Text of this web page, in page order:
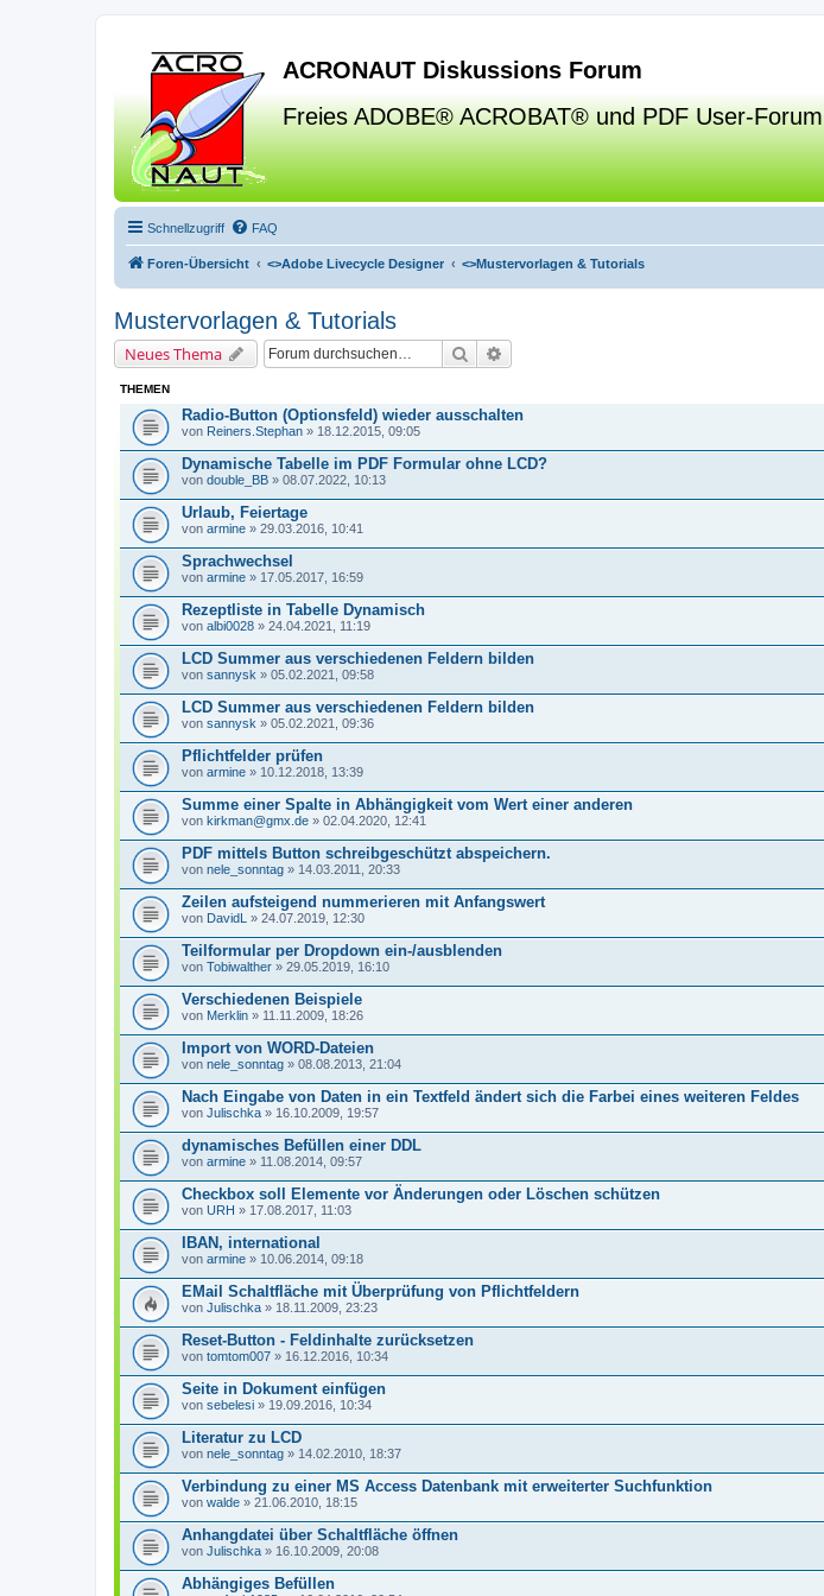
ACRONAUT Diskussions Forum
Freies ADOBE® ACROBAT® und PDF User-Forum
Schnellzugriff FAQ
Foren-Übersicht <>Adobe Livecycle Designer <>Mustervorlagen & Tutorials
Mustervorlagen & Tutorials
Neues Thema Suche
THEMEN
Radio-Button (Optionsfeld) wieder ausschalten
von Reiners.Stephan » 18.12.2015, 09:05
Dynamische Tabelle im PDF Formular ohne LCD?
von double_BB » 08.07.2022, 10:13
Urlaub, Feiertage
von armine » 29.03.2016, 10:41
Sprachwechsel
von armine » 17.05.2017, 16:59
Rezeptliste in Tabelle Dynamisch
von albi0028 » 24.04.2021, 11:19
LCD Summer aus verschiedenen Feldern bilden
von sannysk » 05.02.2021, 09:58
LCD Summer aus verschiedenen Feldern bilden
von sannysk » 05.02.2021, 09:36
Pflichtfelder prüfen
von armine » 10.12.2018, 13:39
Summe einer Spalte in Abhängigkeit vom Wert einer anderen
von kirkman@gmx.de » 02.04.2020, 12:41
PDF mittels Button schreibgeschützt abspeichern.
von nele_sonntag » 14.03.2011, 20:33
Zeilen aufsteigend nummerieren mit Anfangswert
von DavidL » 24.07.2019, 12:30
Teilformular per Dropdown ein-/ausblenden
von Tobiwalther » 29.05.2019, 16:10
Verschiedenen Beispiele
von Merklin » 11.11.2009, 18:26
Import von WORD-Dateien
von nele_sonntag » 08.08.2013, 21:04
Nach Eingabe von Daten in ein Textfeld ändert sich die Farbei eines weiteren Feldes
von Julischka » 16.10.2009, 19:57
dynamisches Befüllen einer DDL
von armine » 11.08.2014, 09:57
Checkbox soll Elemente vor Änderungen oder Löschen schützen
von URH » 17.08.2017, 11:03
IBAN, international
von armine » 10.06.2014, 09:18
EMail Schaltfläche mit Überprüfung von Pflichtfeldern
von Julischka » 18.11.2009, 23:23
Reset-Button - Feldinhalte zurücksetzen
von tomtom007 » 16.12.2016, 10:34
Seite in Dokument einfügen
von sebelesi » 19.09.2016, 10:34
Literatur zu LCD
von nele_sonntag » 14.02.2010, 18:37
Verbindung zu einer MS Access Datenbank mit erweiterter Suchfunktion
von walde » 21.06.2010, 18:15
Anhangdatei über Schaltfläche öffnen
von Julischka » 16.10.2009, 20:08
Abhängiges Befüllen